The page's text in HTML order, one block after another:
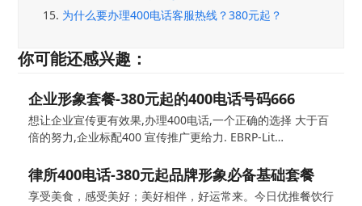
15. 为什么要办理400电话客服热线？380元起？
你可能还感兴趣：
企业形象套餐-380元起的400电话号码666
想让企业宣传更有效果,办理400电话,一个正确的选择 大于百
倍的努力,企业标配400 宣传推广更给力. EBRP-Lit…
律所400电话-380元起品牌形象必备基础套餐
享受美食，感受美好；美好相伴，好运常来。今日优推餐饮行